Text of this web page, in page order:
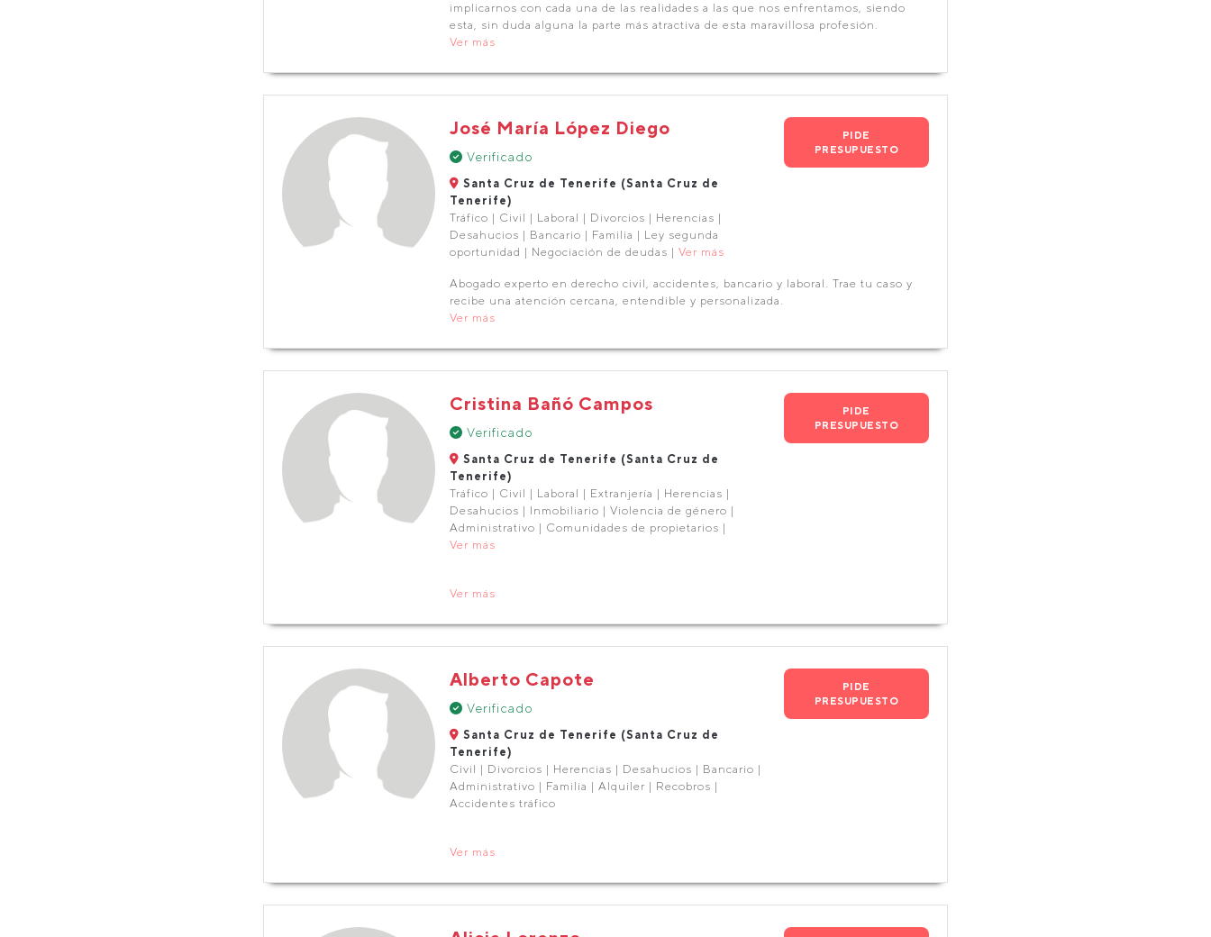
implicarnos con cada una de las realidades a las que nos enfrentamos, siendo
esta, sin duda alguna la parte más atractiva de esta maravillosa profesión.
Ver más
José María López Diego
Verificado
Santa Cruz de Tenerife (Santa Cruz de
Tenerife)
Tráfico | Civil | Laboral | Divorcios | Herencias |
Desahucios | Bancario | Familia | Ley segunda
oportunidad | Negociación de deudas | Ver más
PIDE
PRESUPUESTO
Abogado experto en derecho civil, accidentes, bancario y laboral. Trae tu caso y
recibe una atención cercana, entendible y personalizada.
Ver más
Cristina Bañó Campos
Verificado
Santa Cruz de Tenerife (Santa Cruz de
Tenerife)
Tráfico | Civil | Laboral | Extranjería | Herencias |
Desahucios | Inmobiliario | Violencia de género |
Administrativo | Comunidades de propietarios |
Ver más
PIDE
PRESUPUESTO
Ver más
Alberto Capote
Verificado
Santa Cruz de Tenerife (Santa Cruz de
Tenerife)
Civil | Divorcios | Herencias | Desahucios | Bancario |
Administrativo | Familia | Alquiler | Recobros |
Accidentes tráfico
PIDE
PRESUPUESTO
Ver más